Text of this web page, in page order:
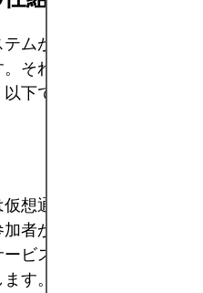
ムが中央集権型か分散
それは、2つの仮想通貨
下では、これらのシス
想通貨をミキシングサ
者からコインを集めま
ビスはユーザーが登録
す。中央集権型ミキサ